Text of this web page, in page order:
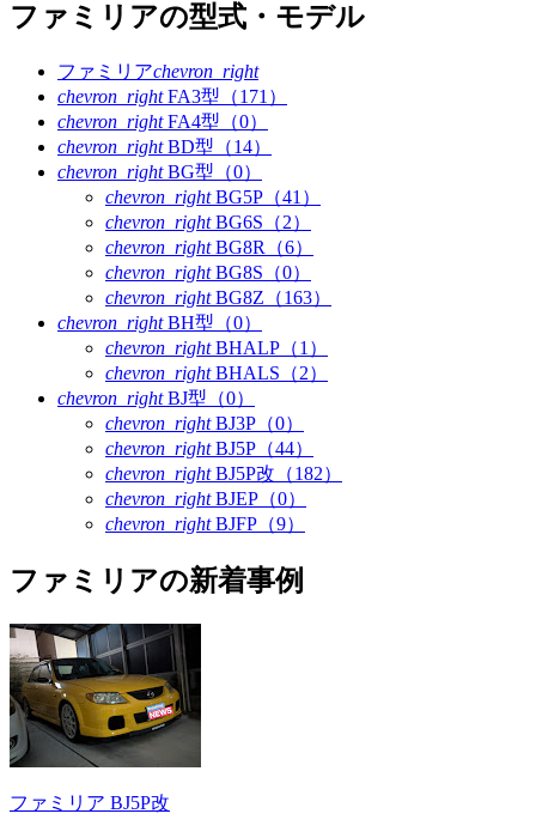
ファミリアの型式・モデル
ファミリアchevron_right
chevron_right FA3型（171）
chevron_right FA4型（0）
chevron_right BD型（14）
chevron_right BG型（0）
chevron_right BG5P（41）
chevron_right BG6S（2）
chevron_right BG8R（6）
chevron_right BG8S（0）
chevron_right BG8Z（163）
chevron_right BH型（0）
chevron_right BHALP（1）
chevron_right BHALS（2）
chevron_right BJ型（0）
chevron_right BJ3P（0）
chevron_right BJ5P（44）
chevron_right BJ5P改（182）
chevron_right BJEP（0）
chevron_right BJFP（9）
ファミリアの新着事例
ファミリア BJ5P改